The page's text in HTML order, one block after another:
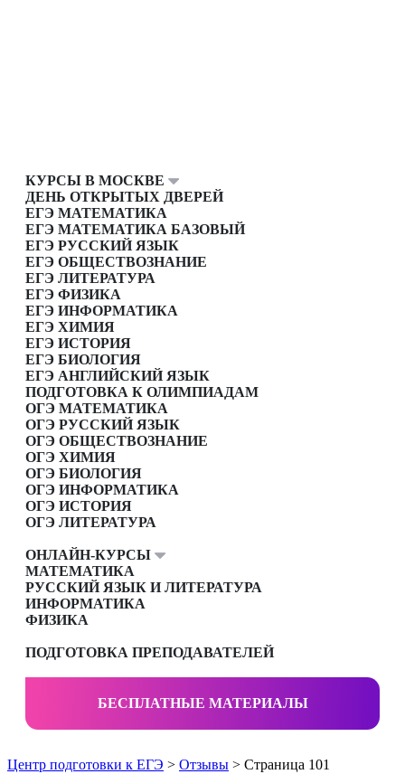
КУРСЫ В МОСКВЕ
ДЕНЬ ОТКРЫТЫХ ДВЕРЕЙ
ЕГЭ МАТЕМАТИКА
ЕГЭ МАТЕМАТИКА БАЗОВЫЙ
ЕГЭ РУССКИЙ ЯЗЫК
ЕГЭ ОБЩЕСТВОЗНАНИЕ
ЕГЭ ЛИТЕРАТУРА
ЕГЭ ФИЗИКА
ЕГЭ ИНФОРМАТИКА
ЕГЭ ХИМИЯ
ЕГЭ ИСТОРИЯ
ЕГЭ БИОЛОГИЯ
ЕГЭ АНГЛИЙСКИЙ ЯЗЫК
ПОДГОТОВКА К ОЛИМПИАДАМ
ОГЭ МАТЕМАТИКА
ОГЭ РУССКИЙ ЯЗЫК
ОГЭ ОБЩЕСТВОЗНАНИЕ
ОГЭ ХИМИЯ
ОГЭ БИОЛОГИЯ
ОГЭ ИНФОРМАТИКА
ОГЭ ИСТОРИЯ
ОГЭ ЛИТЕРАТУРА
ОНЛАЙН-КУРСЫ
МАТЕМАТИКА
РУССКИЙ ЯЗЫК И ЛИТЕРАТУРА
ИНФОРМАТИКА
ФИЗИКА
ПОДГОТОВКА ПРЕПОДАВАТЕЛЕЙ
БЕСПЛАТНЫЕ МАТЕРИАЛЫ
Центр подготовки к ЕГЭ > Отзывы > Страница 101